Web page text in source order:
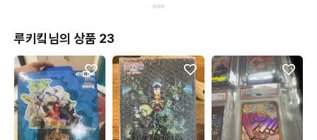
루키킼님의 상품 23